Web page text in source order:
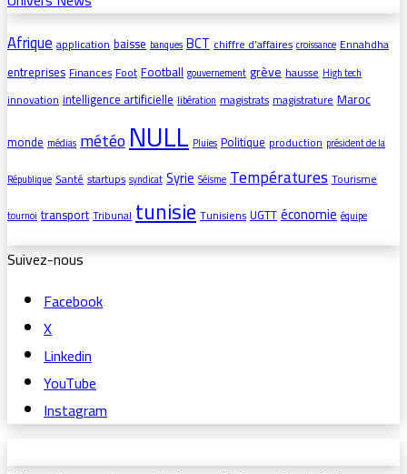
Afriqueapplicationbaisse banques BCTchiffre d’affaires croissance Ennahdha
entreprisesFinancesFootFootball gouvernement grèvehausse High tech
innovationintelligence artificielle libération magistratsmagistratureMaroc
monde médias météoNULL Pluies Politique production président de la
République Santéstartups syndicat Syrie Séisme TempératuresTourisme
tournoi transportTribunaltunisieTunisiensUGTTéconomie équipe
Suivez-nous
Facebook
X
Linkedin
YouTube
Instagram